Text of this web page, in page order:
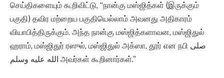
செய்திகளையும் கூறிவிட்டு, “நான்கு மஸ்ஜித்கள் (இருக்கும்
பகுதி) தவிர மற்றைய பகுதியெல்லாம் அவனது அதிகாரம்
வியாபித்திருக்கும். அந்த நான்கு மஸ்ஜித்களாவன, மஸ்ஜிதுல்
ஹராம், மஸ்ஜிதுர் ரஸுல், மஸ்ஜிதுல் அக்ஸா, தூர் என நபி صلى
الله عليه وسلم அவர்கள் கூறினார்கள்.”